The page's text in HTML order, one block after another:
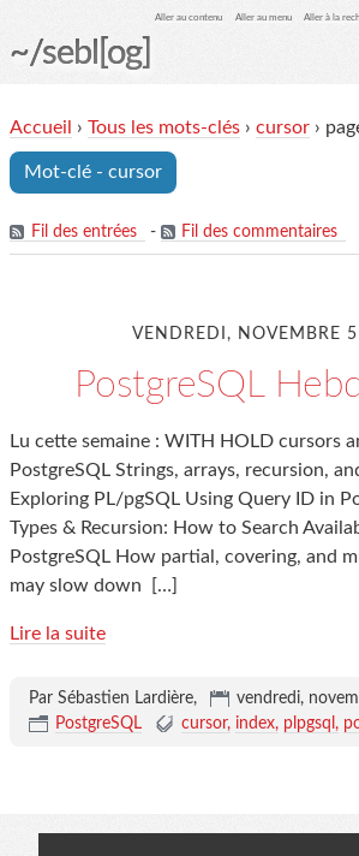
Aller au contenu Aller au menu Aller à la
~/sebl[og]
Archives
Accueil › Tous les mots-clés › cursor ›
Mot-clé - cursor
Fil des entrées - Fil des commentaires
VENDREDI, NOVEMBRE
PostgreSQL
Lu cette semaine : WITH HOLD cursors
PostgreSQL Strings, arrays, recursion,
Exploring PL/pgSQL Using Query ID in
Types & Recursion: How to Search
PostgreSQL How partial, covering, and
may slow down
[…]
Lire la suite
Par Sébastien Lardière, vendredi,
PostgreSQL
cursor index plpgsql